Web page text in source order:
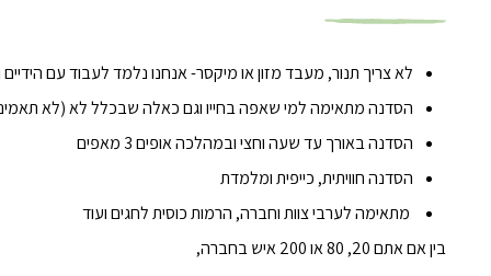
לא צריך תנור, מעבד מזון או מיקסר- אנחנו נלמד לעבוד עם
הסדנה מתאימה למי שאפה בחייו וגם כאלה שבכלל לא (לא
הסדנה באורך עד שעה וחצי ובמהלכה אופים 3 מאפים
הסדנה חוויתית, כייפית ומלמדת
מתאימה לערבי צוות וחברה, הרמות כוסית לחגים ועוד
בין אם אתם 20, 80 או 200 איש בחברה,